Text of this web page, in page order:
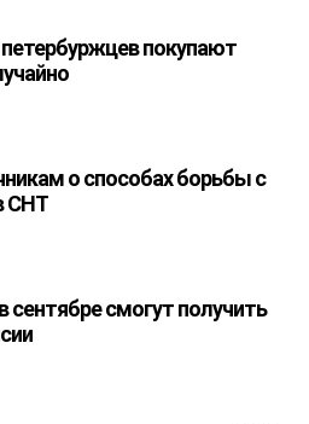
покупают
о способах борьбы с
СНТ
сентябре смогут получить